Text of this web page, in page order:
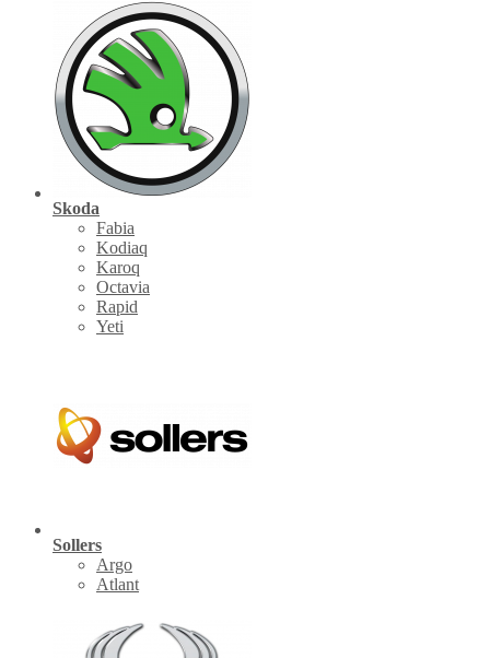
Skoda
Fabia
Kodiaq
Karoq
Octavia
Rapid
Yeti
Sollers
Argo
Atlant